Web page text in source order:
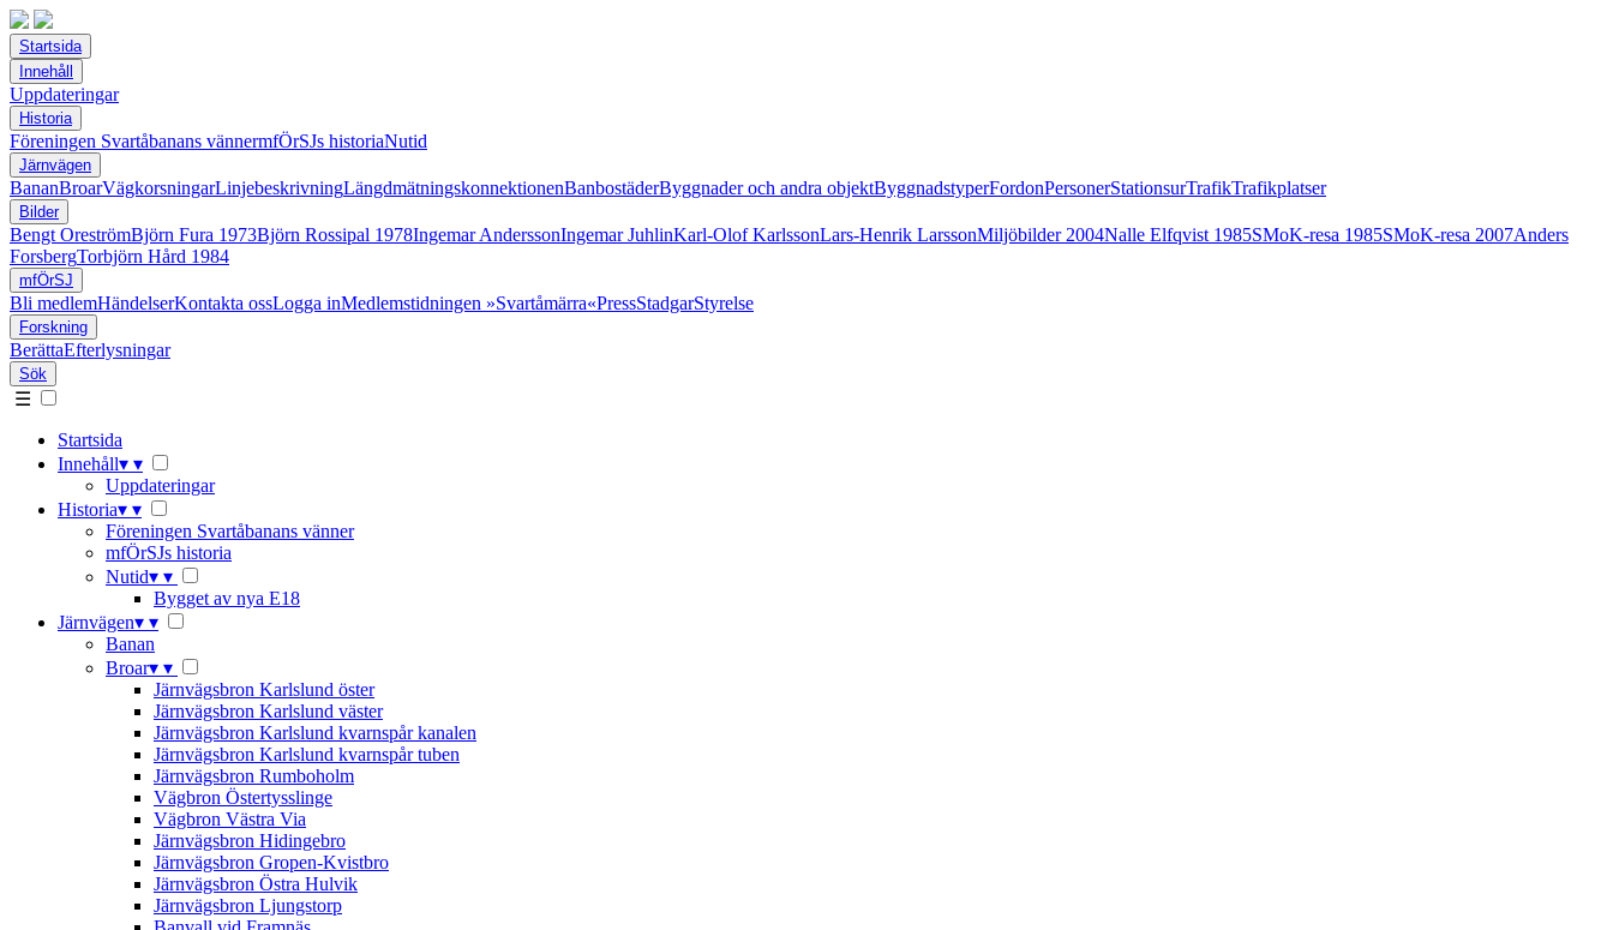
Startsida
Innehåll
Uppdateringar
Historia
Föreningen Svartåbanans vännermfÖrSJs historiaNutid
Järnvägen
BananBroarVägkorsningarLinjebeskrivningLängdmätningskonnektionenBanbostäderByggnader och andra objektByggnadstyperFordonPersonerStationsurTrafikTrafikplatser
Bilder
Bengt OreströmBjörn Fura 1973Björn Rossipal 1978Ingemar AnderssonIngemar JuhlinKarl-Olof KarlssonLars-Henrik LarssonMiljöbilder 2004Nalle Elfqvist 1985SMoK-resa 1985SMoK-resa 2007Anders
ForsbergTorbjörn Hård 1984
mfÖrSJ
Bli medlemHändelserKontakta ossLogga inMedlemstidningen »Svartåmärra«PressStadgarStyrelse
Forskning
BerättaEfterlysningar
Sök
☰
Startsida
Innehåll▾ ▾
Uppdateringar
Historia▾ ▾
Föreningen Svartåbanans vänner
mfÖrSJs historia
Nutid▾ ▾
Bygget av nya E18
Järnvägen▾ ▾
Banan
Broar▾ ▾
Järnvägsbron Karlslund öster
Järnvägsbron Karlslund väster
Järnvägsbron Karlslund kvarnspår kanalen
Järnvägsbron Karlslund kvarnspår tuben
Järnvägsbron Rumboholm
Vägbron Östertysslinge
Vägbron Västra Via
Järnvägsbron Hidingebro
Järnvägsbron Gropen-Kvistbro
Järnvägsbron Östra Hulvik
Järnvägsbron Ljungstorp